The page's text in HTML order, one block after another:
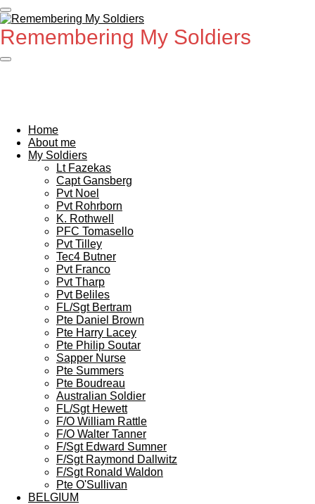
Ga
direct
naar
hoofdinhoud
Remembering My Soldiers
Home
About me
My Soldiers
Lt Fazekas
Capt Gansberg
Pvt Noel
Pvt Rohrborn
K. Rothwell
PFC Tomasello
Pvt Tilley
Tec4 Butner
Pvt Franco
Pvt Tharp
Pvt Beliles
FL/Sgt Bertram
Pte Daniel Brown
Pte Harry Lacey
Pte Philip Soutar
Sapper Nurse
Pte Summers
Pte Boudreau
Australian Soldier
FL/Sgt Hewett
F/O William Rattle
F/O Walter Tanner
F/Sgt Edward Sumner
F/Sgt Raymond Dallwitz
F/Sgt Ronald Waldon
Pte O'Sullivan
BELGIUM